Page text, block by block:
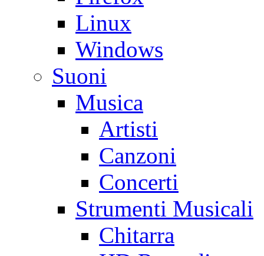
Linux
Windows
Suoni
Musica
Artisti
Canzoni
Concerti
Strumenti Musicali
Chitarra